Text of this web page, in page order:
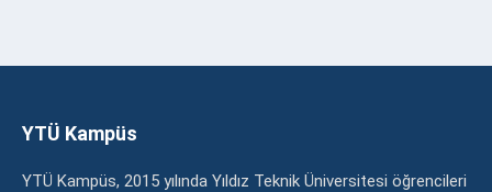
YTÜ Kampüs
YTÜ Kampüs, 2015 yılında Yıldız Teknik Üniversitesi öğrencileri